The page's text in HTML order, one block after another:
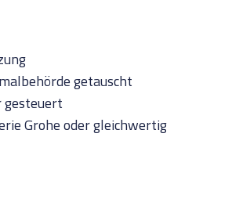
getauscht
gesteuert
Grohe oder gleichwertig